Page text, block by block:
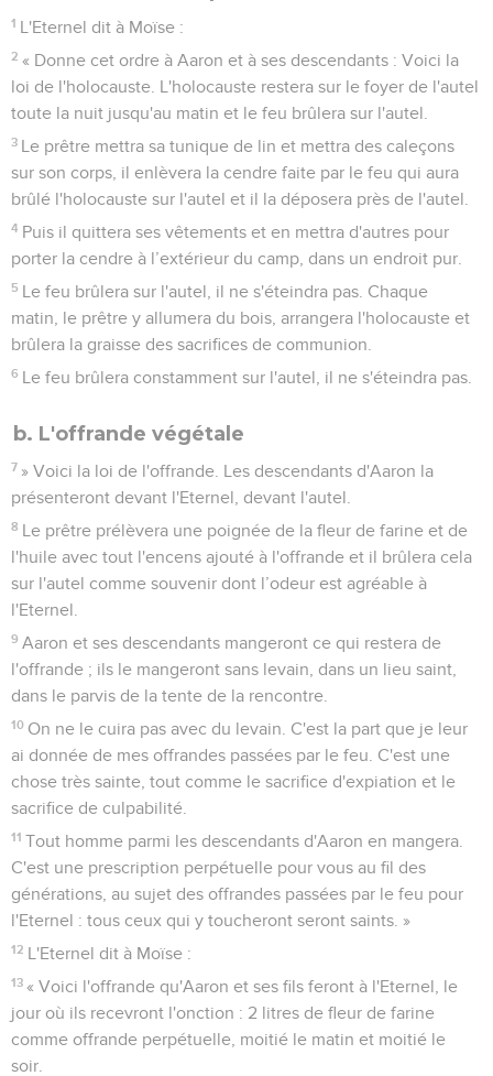
1 L'Eternel dit à Moïse :
2 « Donne cet ordre à Aaron et à ses descendants : Voici la
loi de l'holocauste. L'holocauste restera sur le foyer de l'autel
toute la nuit jusqu'au matin et le feu brûlera sur l'autel.
3 Le prêtre mettra sa tunique de lin et mettra des caleçons
sur son corps, il enlèvera la cendre faite par le feu qui aura
brûlé l'holocauste sur l'autel et il la déposera près de l'autel.
4 Puis il quittera ses vêtements et en mettra d'autres pour
porter la cendre à l’extérieur du camp, dans un endroit pur.
5 Le feu brûlera sur l'autel, il ne s'éteindra pas. Chaque
matin, le prêtre y allumera du bois, arrangera l'holocauste et
brûlera la graisse des sacrifices de communion.
6 Le feu brûlera constamment sur l'autel, il ne s'éteindra pas.
b. L'offrande végétale
7 » Voici la loi de l'offrande. Les descendants d'Aaron la
présenteront devant l'Eternel, devant l'autel.
8 Le prêtre prélèvera une poignée de la fleur de farine et de
l'huile avec tout l'encens ajouté à l'offrande et il brûlera cela
sur l'autel comme souvenir dont l’odeur est agréable à
l'Eternel.
9 Aaron et ses descendants mangeront ce qui restera de
l'offrande ; ils le mangeront sans levain, dans un lieu saint,
dans le parvis de la tente de la rencontre.
10 On ne le cuira pas avec du levain. C'est la part que je leur
ai donnée de mes offrandes passées par le feu. C'est une
chose très sainte, tout comme le sacrifice d'expiation et le
sacrifice de culpabilité.
11 Tout homme parmi les descendants d'Aaron en mangera.
C'est une prescription perpétuelle pour vous au fil des
générations, au sujet des offrandes passées par le feu pour
l'Eternel : tous ceux qui y toucheront seront saints. »
12 L'Eternel dit à Moïse :
13 « Voici l'offrande qu'Aaron et ses fils feront à l'Eternel, le
jour où ils recevront l'onction : 2 litres de fleur de farine
comme offrande perpétuelle, moitié le matin et moitié le
soir.